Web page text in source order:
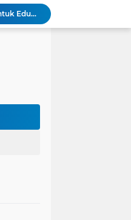
Wali Kota Pariaman Salurkan Bantuan bagi Korban Pohon Tumbang, Rumah Rusak Berat Akan Dibedah
Wali Kota Pariaman Ajukan Rancangan KUA-PPAS APBD 2027, Pendapatan Diproyeksikan Rp626,1 Miliar
Wali Kota Pariaman Hadiri Penguatan Relawan Pancasila, Tekankan Implementasi Nilai Pancasila dalam Pelayanan Publik